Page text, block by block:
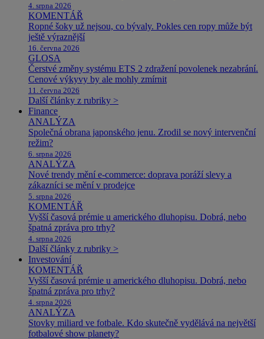
4. srpna 2026
KOMENTÁŘ
Ropné šoky už nejsou, co bývaly. Pokles cen ropy může být
ještě výraznější
16. června 2026
GLOSA
Čerstvé změny systému ETS 2 zdražení povolenek nezabrání.
Cenové výkyvy by ale mohly zmírnit
11. června 2026
Další články z rubriky >
Finance
ANALÝZA
Společná obrana japonského jenu. Zrodil se nový intervenční
režim?
6. srpna 2026
ANALÝZA
Nové trendy mění e-commerce: doprava poráží slevy a
zákazníci se mění v prodejce
5. srpna 2026
KOMENTÁŘ
Vyšší časová prémie u amerického dluhopisu. Dobrá, nebo
špatná zpráva pro trhy?
4. srpna 2026
Další články z rubriky >
Investování
KOMENTÁŘ
Vyšší časová prémie u amerického dluhopisu. Dobrá, nebo
špatná zpráva pro trhy?
4. srpna 2026
ANALÝZA
Stovky miliard ve fotbale. Kdo skutečně vydělává na největší
fotbalové show planety?